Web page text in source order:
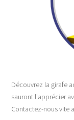
Découvrez la girafe
sauront l'apprécier
Contactez-nous vite